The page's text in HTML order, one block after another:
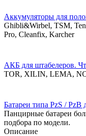
Аккумуляторы для
Ghibli&Wirbel, TSM,
Pro, Cleanfix, Karcher
АКБ для штабелеров.
TOR, XILIN, LEMA,
Батареи типа PzS / PzB
Панцирные батареи
подбора по модели.
Описание